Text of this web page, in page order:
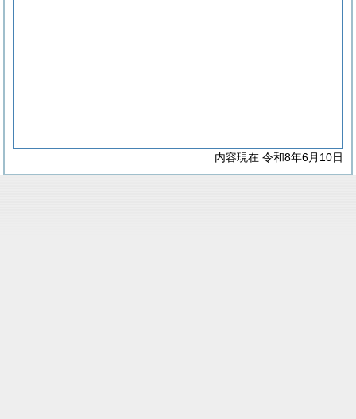
内容現在 令和8年6月10日